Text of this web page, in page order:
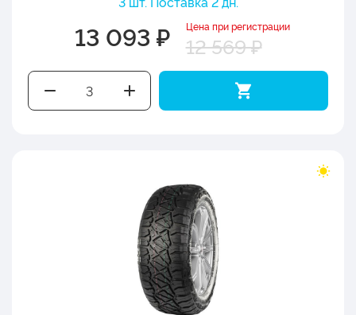
13 093 ₽ Цена при регистрации
12 569 ₽